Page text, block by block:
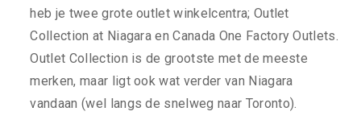
heb je twee grote outlet winkelcentra; Outlet
Collection at Niagara en Canada One Factory Outlets.
Outlet Collection is de grootste met de meeste
merken, maar ligt ook wat verder van Niagara
vandaan (wel langs de snelweg naar Toronto).